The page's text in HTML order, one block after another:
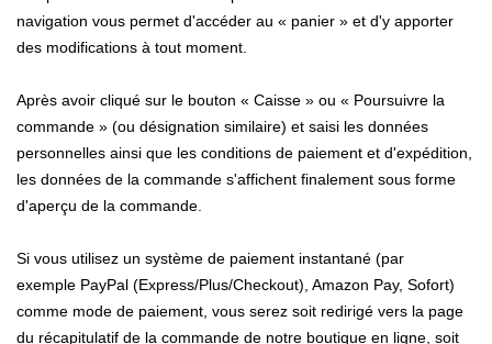
navigation vous permet d'accéder au « panier » et d'y apporter
des modifications à tout moment.
Après avoir cliqué sur le bouton « Caisse » ou « Poursuivre la
commande » (ou désignation similaire) et saisi les données
personnelles ainsi que les conditions de paiement et d'expédition,
les données de la commande s'affichent finalement sous forme
d'aperçu de la commande.
Si vous utilisez un système de paiement instantané (par
exemple PayPal (Express/Plus/Checkout), Amazon Pay, Sofort)
comme mode de paiement, vous serez soit redirigé vers la page
du récapitulatif de la commande de notre boutique en ligne, soit